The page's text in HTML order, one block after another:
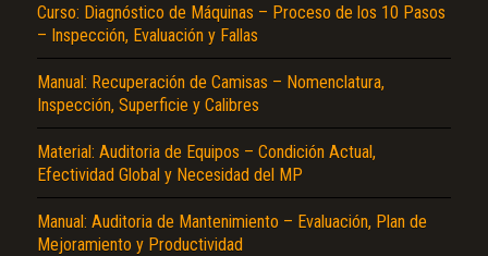
Curso: Diagnóstico de Máquinas – Proceso de los 10 Pasos
– Inspección, Evaluación y Fallas
Manual: Recuperación de Camisas – Nomenclatura,
Inspección, Superficie y Calibres
Material: Auditoria de Equipos – Condición Actual,
Efectividad Global y Necesidad del MP
Manual: Auditoria de Mantenimiento – Evaluación, Plan de
Mejoramiento y Productividad